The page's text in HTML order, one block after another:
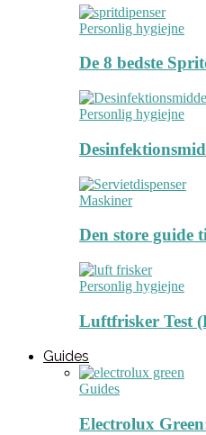
Personlig hygiejne
De 8 bedste
Personlig hygiejne
Maskiner
Den store guide
Personlig hygiejne
Luftfrisker Test
Guides
Guides
Electrolux